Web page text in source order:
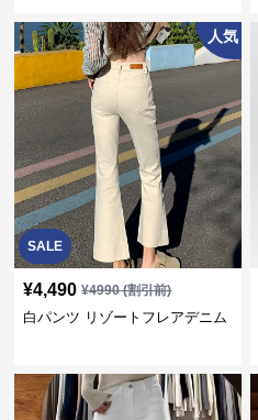
SALE
人気
¥4,490 ¥4990(割引前)
白パンツ リゾートフレアデニム